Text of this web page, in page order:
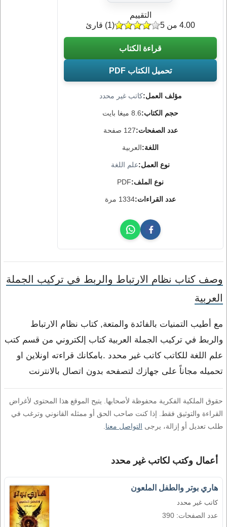
مؤلف العمل:كاتب غير محدد
حجم الكتاب:8.6 ميغا بايت
عدد الصفحات:127 صفحة
اللغة:العربية
نوع العمل:علم اللغة
نوع الملف:PDF
عدد القراءات:1334 مرة
التقييم
(
1) قارئ 4.00 من 5
قراءة الكتاب
تحميل الكتاب PDF
وصف كتاب نظام الارتباط والربط في تركيب الجملة
العربية
مع أطيب التمنيات بالفائدة والمتعة, كتاب نظام الارتباط
والربط في تركيب الجملة العربية كتاب إلكتروني من قسم كتب
علم اللغة للكاتب كاتب غير محدد .بامكانك قراءته اونلاين او
تحميله مجاناً على جهازك لتصفحه بدون اتصال بالانترنت
حقوق الملكية الفكرية محفوظة لأصحابها. يتيح الموقع هذا المحتوى لأغراض
القراءة والتوثيق فقط. إذا كنت صاحب الحق أو ممثله القانوني وترغب في
طلب تعديل أو إزالة، يرجى التواصل معنا
أعمال وكتب لكاتب غير محدد
هاري بوتر والطفل الملعون
كاتب غير محدد
عدد الصفحات: 390